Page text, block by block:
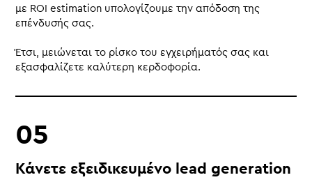
με ROI estimation υπολογίζουμε την απόδοση της
επένδυσής σας.
Έτσι, μειώνεται το ρίσκο του εγχειρήματός σας και
εξασφαλίζετε καλύτερη κερδοφορία.
Κάνετε εξειδικευμένο lead generation